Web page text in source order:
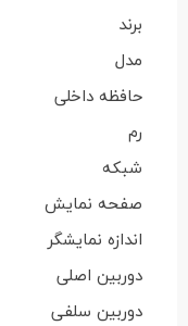
برند
مدل
حافظه داخلی
رم
شبکه
صفحه نمایش
اندازه نمایشگر
دوربین اصلی
دوربین سلفی